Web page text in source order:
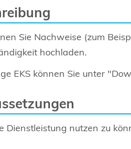
Sie Nachweise (zum
hochladen.
EKS können Sie unter
Dienstleistung nutzen zu